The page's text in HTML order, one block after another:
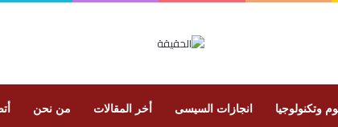
وتكنولوجيا انجازات السيسى أخر المقالات من نحن